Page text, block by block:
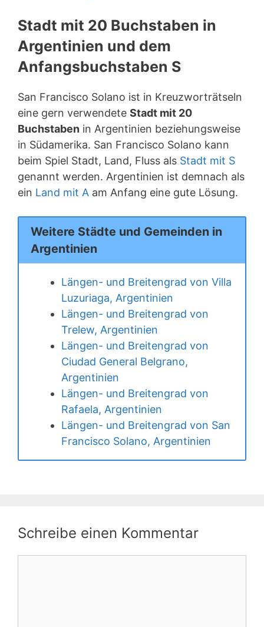
Stadt mit 20 Buchstaben in
Argentinien und dem
Anfangsbuchstaben S
San Francisco Solano ist in Kreuzworträtseln
eine gern verwendete Stadt mit 20
Buchstaben in Argentinien beziehungsweise
in Südamerika. San Francisco Solano kann
beim Spiel Stadt, Land, Fluss als Stadt mit S
genannt werden. Argentinien ist demnach als
ein Land mit A am Anfang eine gute Lösung.
Weitere Städte und Gemeinden in
Argentinien
Längen- und Breitengrad von Villa
Luzuriaga, Argentinien
Längen- und Breitengrad von
Trelew, Argentinien
Längen- und Breitengrad von
Ciudad General Belgrano,
Argentinien
Längen- und Breitengrad von
Rafaela, Argentinien
Längen- und Breitengrad von San
Francisco Solano, Argentinien
Schreibe einen Kommentar